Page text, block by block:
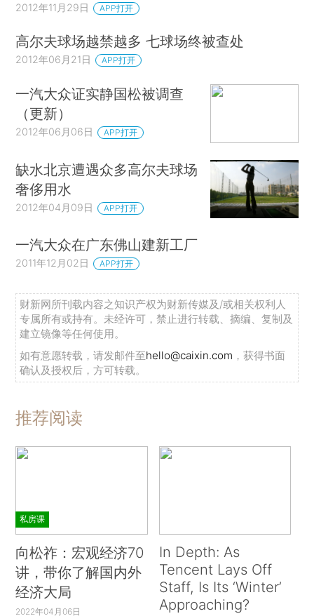
2012年11月29日 APP打开
高尔夫球场越禁越多 七球场终被查处
2012年06月21日 APP打开
一汽大众证实静国松被调查
（更新）
2012年06月06日 APP打开
缺水北京遭遇众多高尔夫球场
奢侈用水
2012年04月09日 APP打开
一汽大众在广东佛山建新工厂
2011年12月02日 APP打开
财新网所刊载内容之知识产权为财新传媒及/或相关权利人
专属所有或持有。未经许可，禁止进行转载、摘编、复制及
建立镜像等任何使用。
如有意愿转载，请发邮件至hello@caixin.com ，获得书面
确认及授权后，方可转载。
推荐阅读
私房课
向松祚：宏观经济70
讲，带你了解国内外
经济大局
2022年04月06日
In Depth: As
Tencent Lays Off
Staff, Is Its ‘Winter’
Approaching?